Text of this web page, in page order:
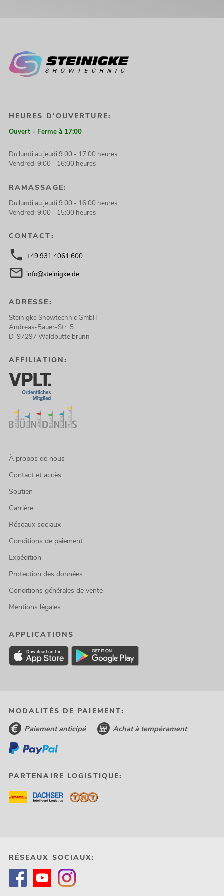
HEURES D'OUVERTURE:
Ouvert - Ferme à 17:00
Du lundi au jeudi 9:00 - 17:00 heures
Vendredi 9:00 - 16:00 heures
RAMASSAGE:
Du lundi au jeudi 9:00 - 16:00 heures
Vendredi 9:00 - 15:00 heures
CONTACT:
+49 931 4061 600
info@steinigke.de
ADRESSE:
Steinigke Showtechnic GmbH
Andreas-Bauer-Str. 5
D-97297 Waldbüttelbrunn
AFFILIATION:
À propos de nous
Contact et accès
Soutien
Carrière
Réseaux sociaux
Conditions de paiement
Expédition
Protection des données
Conditions générales de vente
Mentions légales
APPLICATIONS
MODALITÉS DE PAIEMENT:
Paiement anticipé Achat à tempérament
PARTENAIRE LOGISTIQUE:
RÉSEAUX SOCIAUX: